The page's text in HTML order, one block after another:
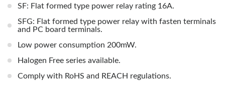
SF: Flat formed type power relay rating 16A.
SFG: Flat formed type power relay with fasten terminals
and PC board terminals.
Low power consumption 200mW.
Halogen Free series available.
Comply with RoHS and REACH regulations.